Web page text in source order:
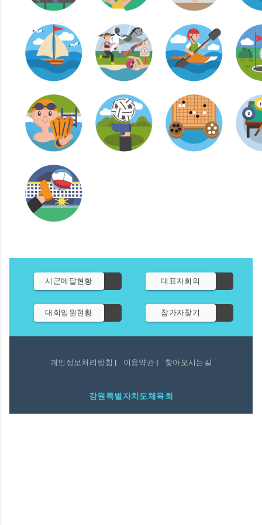
시군메달현황 대표자회의
대회임원현황 참가자찾기
개인정보처리방침 | 이용약관 | 찾아오시는길
강원특별자치도체육회